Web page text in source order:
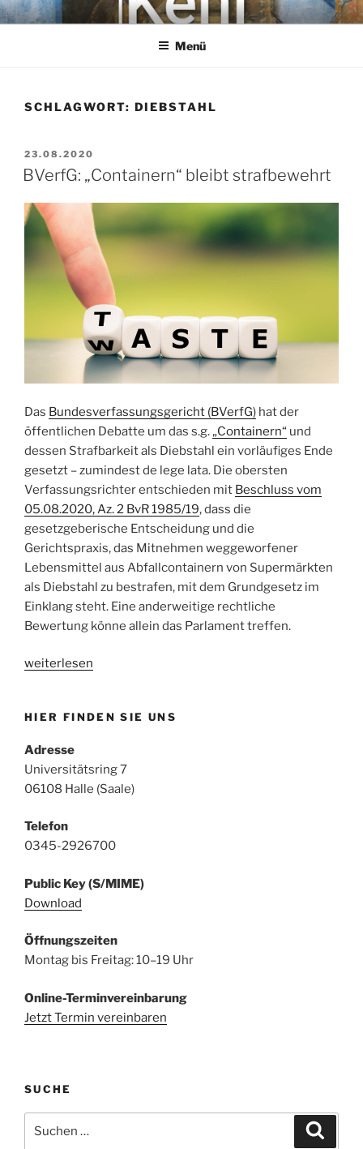
Zum
InhaltKEHL
Rechtsanwaltsgesellschaft mbH
Menü
SCHLAGWORT: DIEBSTAHL
VERÖFFENTLICHT
AM
23.08.2020
BVerfG: „Containern“ bleibt strafbewehrt
Das Bundesverfassungsgericht (BVerfG) hat der
öffentlichen Debatte um das s.g. „Containern“ und
dessen Strafbarkeit als Diebstahl ein vorläufiges Ende
gesetzt – zumindest de lege lata. Die obersten
Verfassungsrichter entschieden mit Beschluss vom
05.08.2020, Az. 2 BvR 1985/19, dass die
gesetzgeberische Entscheidung und die
Gerichtspraxis, das Mitnehmen weggeworfener
Lebensmittel aus Abfallcontainern von Supermärkten
als Diebstahl zu bestrafen, mit dem Grundgesetz im
Einklang steht. Eine anderweitige rechtliche
Bewertung könne allein das Parlament treffen.
„BVerfG:
strafbewehrt“
weiterlesen
HIER FINDEN SIE UNS
Adresse
Universitätsring 7
06108 Halle (Saale)
Telefon
0345-2926700
Public Key (S/MIME)
Download
Öffnungszeiten
Montag bis Freitag: 10–19 Uhr
Online-Terminvereinbarung
Jetzt Termin vereinbaren
SUCHE
nach: